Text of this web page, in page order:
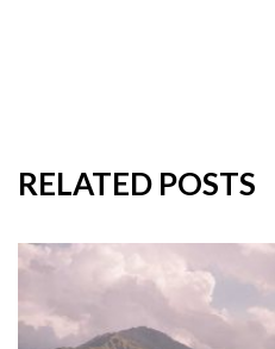
RELATED POSTS